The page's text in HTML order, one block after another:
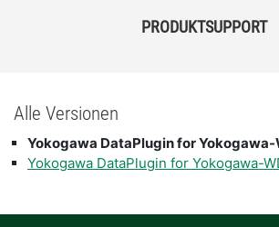
PRODUKTSUPPORT
Alle Versionen
Yokogawa DataPlugin for Yokogawa-
Yokogawa DataPlugin for Yokogawa-